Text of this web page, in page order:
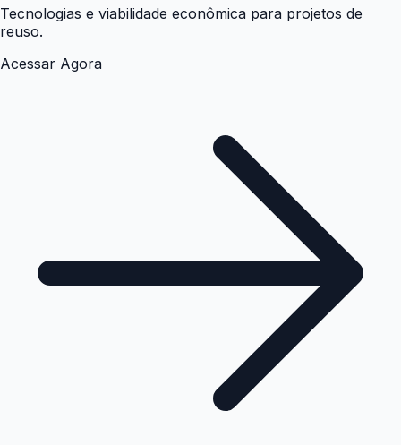
Tecnologias e viabilidade econômica para projetos de
reuso.
Acessar Agora